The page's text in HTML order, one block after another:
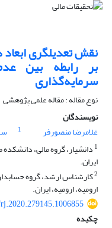
نقش تعدیلگری
بر رابطه بین
سرمایه‌گذاری
نوع مقاله : مقاله علمی پژوهشی
نویسندگان
غلامرضا منصورفر
1
1 دانشیار، گروه مالی،
ایران.
2کارشناس ارشد، گروه
ارومیه، ارومیه، ایران.
چکیده